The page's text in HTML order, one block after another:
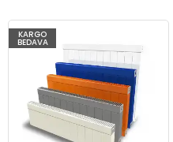
KARGO
BEDAVA